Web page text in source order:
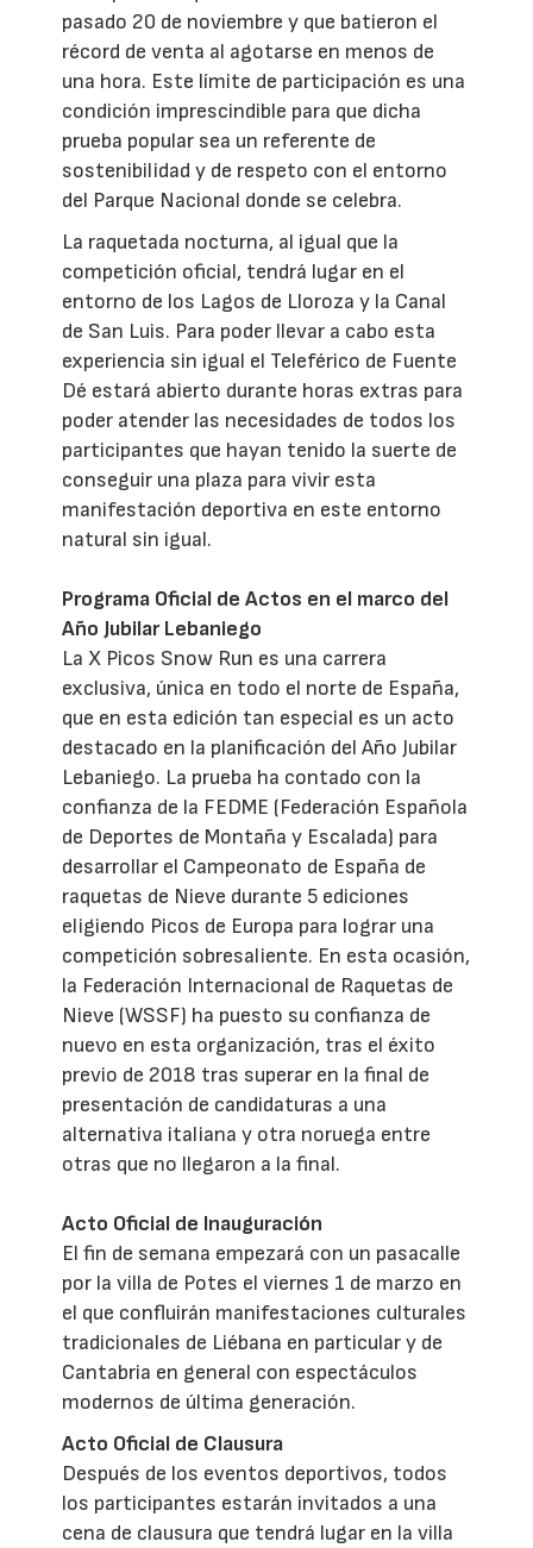
pasado 20 de noviembre y que batieron el
récord de venta al agotarse en menos de
una hora. Este límite de participación es una
condición imprescindible para que dicha
prueba popular sea un referente de
sostenibilidad y de respeto con el entorno
del Parque Nacional donde se celebra.
La raquetada nocturna, al igual que la
competición oficial, tendrá lugar en el
entorno de los Lagos de Lloroza y la Canal
de San Luis. Para poder llevar a cabo esta
experiencia sin igual el Teleférico de Fuente
Dé estará abierto durante horas extras para
poder atender las necesidades de todos los
participantes que hayan tenido la suerte de
conseguir una plaza para vivir esta
manifestación deportiva en este entorno
natural sin igual.
Programa Oficial de Actos en el marco del
Año Jubilar Lebaniego
La X Picos Snow Run es una carrera
exclusiva, única en todo el norte de España,
que en esta edición tan especial es un acto
destacado en la planificación del Año Jubilar
Lebaniego. La prueba ha contado con la
confianza de la FEDME (Federación Española
de Deportes de Montaña y Escalada) para
desarrollar el Campeonato de España de
raquetas de Nieve durante 5 ediciones
eligiendo Picos de Europa para lograr una
competición sobresaliente. En esta ocasión,
la Federación Internacional de Raquetas de
Nieve (WSSF) ha puesto su confianza de
nuevo en esta organización, tras el éxito
previo de 2018 tras superar en la final de
presentación de candidaturas a una
alternativa italiana y otra noruega entre
otras que no llegaron a la final.
Acto Oficial de Inauguración
El fin de semana empezará con un pasacalle
por la villa de Potes el viernes 1 de marzo en
el que confluirán manifestaciones culturales
tradicionales de Liébana en particular y de
Cantabria en general con espectáculos
modernos de última generación.
Acto Oficial de Clausura
Después de los eventos deportivos, todos
los participantes estarán invitados a una
cena de clausura que tendrá lugar en la villa